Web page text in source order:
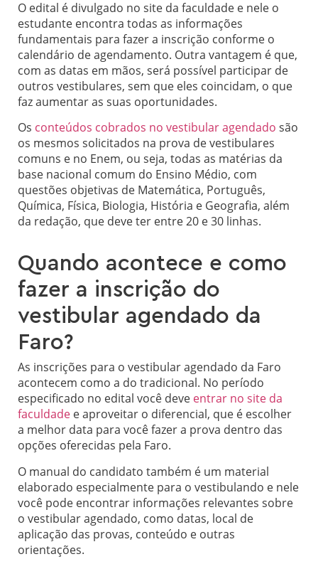
O edital é divulgado no site da faculdade e nele o
estudante encontra todas as informações
fundamentais para fazer a inscrição conforme o
calendário de agendamento. Outra vantagem é que,
com as datas em mãos, será possível participar de
outros vestibulares, sem que eles coincidam, o que
faz aumentar as suas oportunidades.
Os conteúdos cobrados no vestibular agendado são
os mesmos solicitados na prova de vestibulares
comuns e no Enem, ou seja, todas as matérias da
base nacional comum do Ensino Médio, com
questões objetivas de Matemática, Português,
Química, Física, Biologia, História e Geografia, além
da redação, que deve ter entre 20 e 30 linhas.
Quando acontece e como
fazer a inscrição do
vestibular agendado da
Faro?
As inscrições para o vestibular agendado da Faro
acontecem como a do tradicional. No período
especificado no edital você deve entrar no site da
faculdade e aproveitar o diferencial, que é escolher
a melhor data para você fazer a prova dentro das
opções oferecidas pela Faro.
O manual do candidato também é um material
elaborado especialmente para o vestibulando e nele
você pode encontrar informações relevantes sobre
o vestibular agendado, como datas, local de
aplicação das provas, conteúdo e outras
orientações.